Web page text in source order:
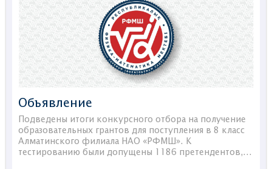
Объявление
Подведены итоги конкурсного отбора на получение
образовательных грантов для поступления в 8 класс
Алматинского филиала НАО «РФМШ». К
тестированию были допущены 1186 претендентов,…